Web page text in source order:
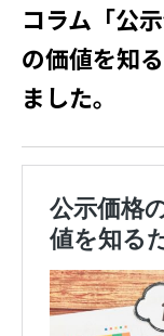
コラム「公
の価値を知
ました。